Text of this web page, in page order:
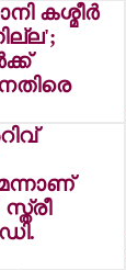
കശ്മീര്‍